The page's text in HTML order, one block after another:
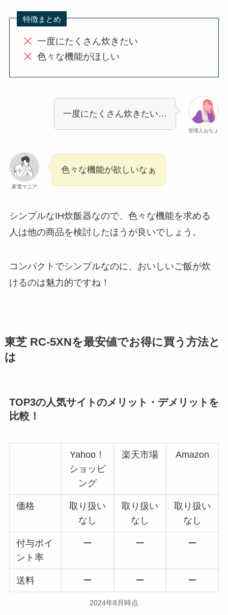
特徴まとめ
一度にたくさん炊きたい
色々な機能がほしい
管理人おちょ
一度にたくさん炊きたい…
家電マニア
色々な機能が欲しいなぁ
シンプルなIH炊飯器なので、色々な機能を求める
人は他の商品を検討したほうが良いでしょう。
コンパクトでシンプルなのに、おいしいご飯が炊
けるのは魅力的ですね！
東芝 RC-5XNを最安値でお得に買う方法と
は
TOP3の人気サイトのメリット・デメリットを
比較！
Yahoo！
ショッピ
ング
楽天市場 Amazon
価格
取り扱い
なし
取り扱い
なし
取り扱い
なし
付与ポイ
ント率
ー ー ー
送料 ー ー ー
2024年8月時点